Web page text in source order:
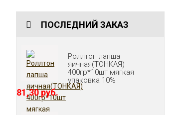
ПОСЛЕДНИЙ ЗАКАЗ
Роллтон лапша
яичная(ТОНКАЯ)
400гр*10шт мягкая
упаковка 10%
81,30 руб.